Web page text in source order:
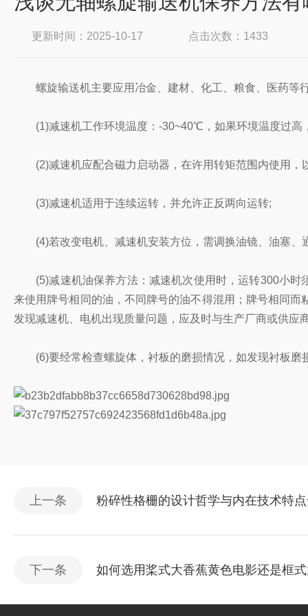
更新时间：2025-10-17 点击次数：1433
螺旋输送机主要应用冶金、建材、化工、粮食、医药等
(1)减速机工作环境温度：-30~40℃，如果环境温度过高
(2)减速机应配合磁力启动器，在许用转矩范围内使用，
(3)减速机适用于连续运转，并允许正反两向运转;
(4)若改变电机、减速机安装方位，需调换油镜、油塞、
(5)减速机油保养方法：减速机次使用时，运转300小时
来使用牌号相同的油，不同牌号的油不得混用；牌号相同
发现减速机、电机出现质量问题，应及时与生产厂商或供应
(6)要经常检查螺旋体，衬板的磨损情况，如发现衬板磨
上一条 粉碎性格栅的设计哲学与内在技术特
下一条 如何选用桨式大香蕉黄色电影还是框